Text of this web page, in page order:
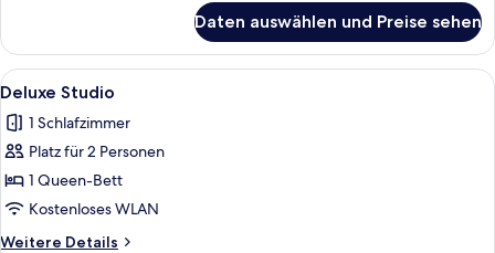
Studio
With
Private
Daten auswählen und Preise sehen
Alle
Fotos
für
Deluxe
Studio
anzeigen
Ein modernes Hotelzimmer mit
7
Deluxe Studio
1 Schlafzimmer
Platz für 2 Personen
1 Queen-Bett
Kostenloses WLAN
Weitere Details
Weitere